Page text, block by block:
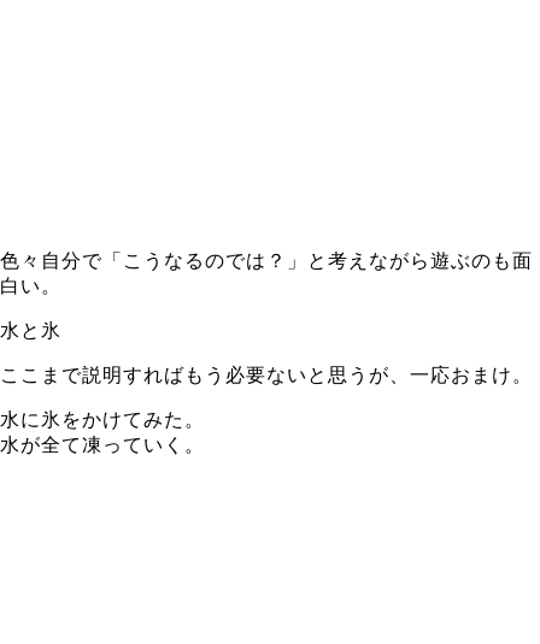
色々自分で「こうなるのでは？」と考えながら遊ぶのも面
白い。
水と氷
ここまで説明すればもう必要ないと思うが、一応おまけ。
水に氷をかけてみた。
水が全て凍っていく。